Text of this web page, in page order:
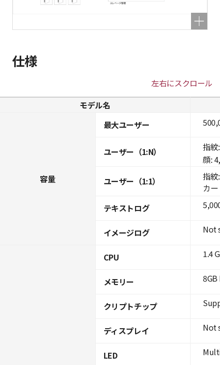
仕様
左右にスクロール
モデル名
容量
最大ユーザー
ユーザー（1:N）
ユーザー（1:1）
テキストログ
イメージログ
CPU
メモリー
クリプトチップ
ディスプレイ
LED
指紋
顔:
指紋
カ
Not
1.4
8GB
Not